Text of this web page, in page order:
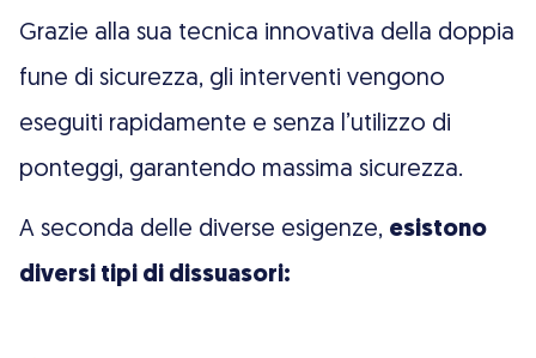
Grazie alla sua tecnica innovativa della doppia
fune di sicurezza, gli interventi vengono
eseguiti rapidamente e senza l’utilizzo di
ponteggi, garantendo massima sicurezza.
A seconda delle diverse esigenze, esistono
diversi tipi di dissuasori: